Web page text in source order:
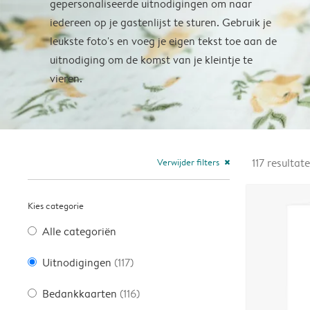
gepersonaliseerde uitnodigingen om naar
iedereen op je gastenlijst te sturen. Gebruik je
leukste foto's en voeg je eigen tekst toe aan de
uitnodiging om de komst van je kleintje te
vieren.
Verwijder filters close
Kies categorie
Alle categoriën
Uitnodigingen (117)
Bedankkaarten (116)
117